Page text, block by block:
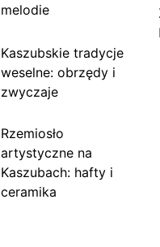
melodie
Kaszubskie tradycje
weselne: obrzędy i
zwyczaje
Rzemiosło
artystyczne na
Kaszubach: hafty i
ceramika